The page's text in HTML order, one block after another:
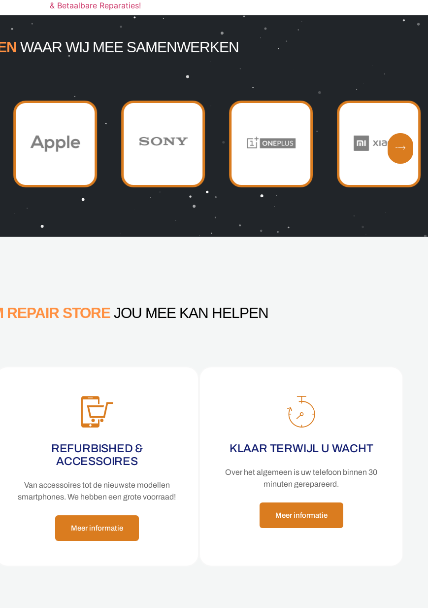
& Betaalbare Reparaties!
WAAR WIJ MEE SAMENWERKEN
REPAIR STOREJOU MEE KAN HELPEN
REFURBISHED &
ACCESSOIRES
Van accessoires tot de nieuwste modellen
smartphones. We hebben een grote voorraad!
Meer informatie
KLAAR TERWIJL U WACHT
Over het algemeen is uw telefoon binnen 30
minuten gerepareerd.
Meer informatie